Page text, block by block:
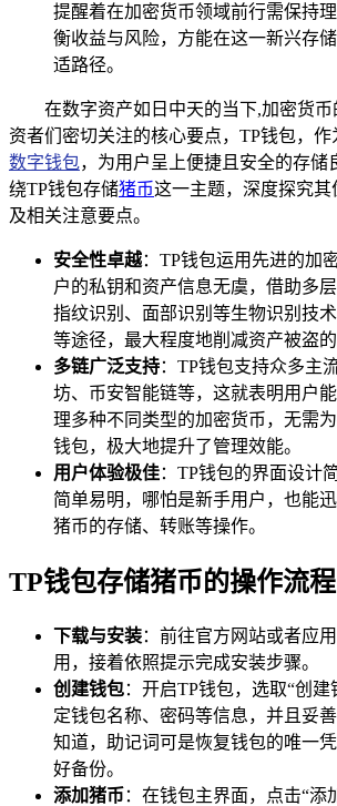
提醒着在加密货币领域前行需保持
衡收益与风险，方能在这一新兴存
适路径。
在数字资产如日中天的当下,加密货
资者们密切关注的核心要点，TP钱包，
数字钱包，为用户呈上便捷且安全的存储
绕TP钱包存储猪币这一主题，深度探究
及相关注意要点。
安全性卓越：TP钱包运用先进的加
户的私钥和资产信息无虞，借助多
指纹识别、面部识别等生物识别技
等途径，最大程度地削减资产被盗的
多链广泛支持：TP钱包支持众多主
坊、币安智能链等，这就表明用户
理多种不同类型的加密货币，无需
钱包，极大地提升了管理效能。
用户体验极佳：TP钱包的界面设计
简单易明，哪怕是新手用户，也能
猪币的存储、转账等操作。
TP钱包存储猪币的操作流程
下载与安装：前往官方网站或者应
用，接着依照提示完成安装步骤。
创建钱包：开启TP钱包，选取“创
定钱包名称、密码等信息，并且妥
知道，助记词可是恢复钱包的唯一
好备份。
添加猪币 ：在钱包主界面，点击“添